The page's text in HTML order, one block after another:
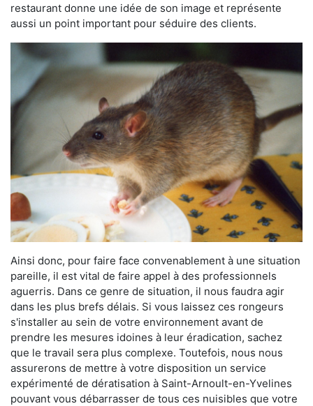
restaurant donne une idée de son image et représente
aussi un point important pour séduire des clients.
Ainsi donc, pour faire face convenablement à une situation
pareille, il est vital de faire appel à des professionnels
aguerris. Dans ce genre de situation, il nous faudra agir
dans les plus brefs délais. Si vous laissez ces rongeurs
s'installer au sein de votre environnement avant de
prendre les mesures idoines à leur éradication, sachez
que le travail sera plus complexe. Toutefois, nous nous
assurerons de mettre à votre disposition un service
expérimenté de dératisation à Saint-Arnoult-en-Yvelines
pouvant vous débarrasser de tous ces nuisibles que votre